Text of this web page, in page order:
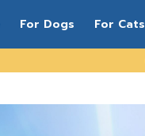
For Dogs For Cats